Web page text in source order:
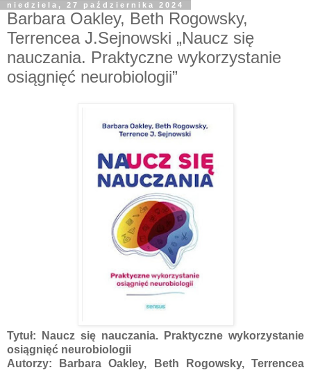
niedziela, 27 października 2024
Barbara Oakley, Beth Rogowsky,
Terrencea J.Sejnowski „Naucz się
nauczania. Praktyczne wykorzystanie
osiągnięć neurobiologii”
Tytuł: Naucz się nauczania. Praktyczne wykorzystanie
osiągnięć neurobiologii
Autorzy: Barbara Oakley, Beth Rogowsky, Terrencea